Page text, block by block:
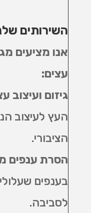
השירותים
אנו מציעים
עצים:
גיזום ועיצוב
העץ לעיצוב
הציבורי.
הסרת ענפים
בענפים
לסביבה.